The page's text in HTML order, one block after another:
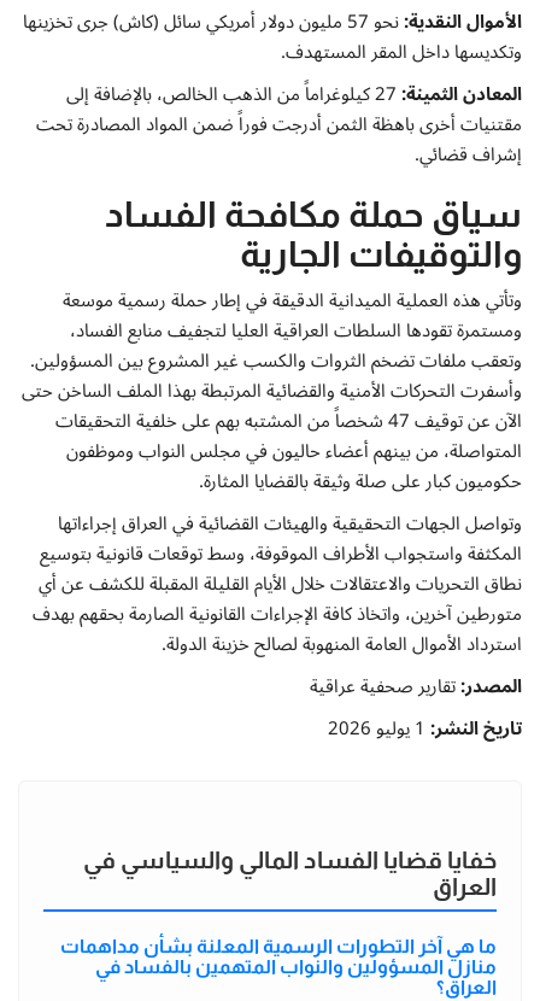
الأموال النقدية:
نحو 57 مليون دولار أمريكي سائل (كاش) جرى تخزينها
وتكديسها داخل المقر المستهدف.
المعادن الثمينة:
27 كيلوغراماً من الذهب الخالص، بالإضافة إلى
مقتنيات أخرى باهظة الثمن أدرجت فوراً ضمن المواد المصادرة تحت
إشراف قضائي.
سياق حملة مكافحة الفساد
والتوقيفات الجارية
وتأتي هذه العملية الميدانية الدقيقة في إطار حملة رسمية موسعة
ومستمرة تقودها السلطات العراقية العليا لتجفيف منابع الفساد،
وتعقب ملفات تضخم الثروات والكسب غير المشروع بين المسؤولين.
وأسفرت التحركات الأمنية والقضائية المرتبطة بهذا الملف الساخن حتى
الآن عن توقيف 47 شخصاً من المشتبه بهم على خلفية التحقيقات
المتواصلة، من بينهم أعضاء حاليون في مجلس النواب وموظفون
حكوميون كبار على صلة وثيقة بالقضايا المثارة.
وتواصل الجهات التحقيقية والهيئات القضائية في العراق إجراءاتها
المكثفة واستجواب الأطراف الموقوفة، وسط توقعات قانونية بتوسيع
نطاق التحريات والاعتقالات خلال الأيام القليلة المقبلة للكشف عن أي
متورطين آخرين، واتخاذ كافة الإجراءات القانونية الصارمة بحقهم بهدف
استرداد الأموال العامة المنهوبة لصالح خزينة الدولة.
المصدر:تقارير صحفية عراقية
تاريخ النشر:
خفايا قضايا الفساد المالي والسياسي في
العراق
ما هي آخر التطورات الرسمية المعلنة بشأن مداهمات
منازل المسؤولين والنواب المتهمين بالفساد في
العراق؟